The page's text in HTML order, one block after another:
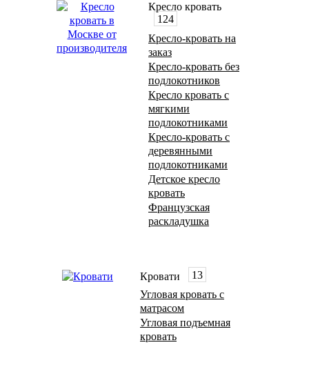
Кресло кровать
124
Кресло-кровать на
заказ
Кресло-кровать без
подлокотников
Кресло кровать с
мягкими
подлокотниками
Кресло-кровать с
деревянными
подлокотниками
Детское кресло
кровать
Французская
раскладушка
Кровати
13
Угловая кровать с
матрасом
Угловая подъемная
кровать